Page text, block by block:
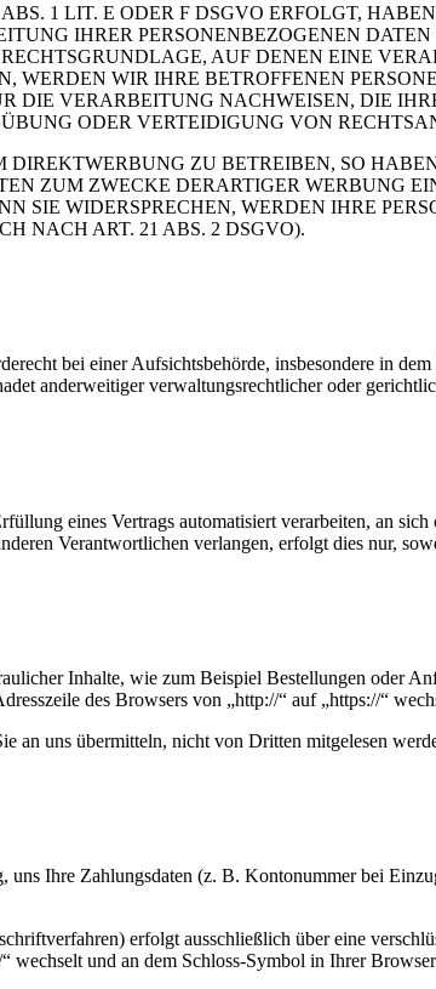
1 LIT. E ODER F DSGVO ERFOLGT,
IHRER PERSONENBEZOGENEN
AUF DENEN EINE
WERDEN WIR IHRE BETROFFENEN
VERARBEITUNG NACHWEISEN, DIE
ODER VERTEIDIGUNG VON
ZU BETREIBEN, SO
ZUM ZWECKE DERARTIGER WERBUNG
SIE WIDERSPRECHEN, WERDEN IHRE
NACH ART. 21 ABS. 2 DSGVO).
bei einer Aufsichtsbehörde, insbesondere in
anderweitiger verwaltungsrechtlicher oder
eines Vertrags automatisiert verarbeiten, an
Verantwortlichen verlangen, erfolgt dies nur,
Inhalte, wie zum Beispiel Bestellungen oder
des Browsers von „http://“ auf „https://“
an uns übermitteln, nicht von Dritten mitgelesen
Ihre Zahlungsdaten (z. B. Kontonummer bei
erfolgt ausschließlich über eine
wechselt und an dem Schloss-Symbol in Ihrer